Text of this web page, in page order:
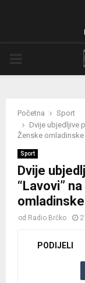
Početna
Sport
Dvije ubjedljive
Ženske omladinske
Sport
Dvije
“Lavovi”
od Radio Brčko
PODIJELI